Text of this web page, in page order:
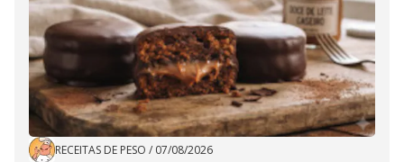
RECEITAS DE PESO / 07/08/2026